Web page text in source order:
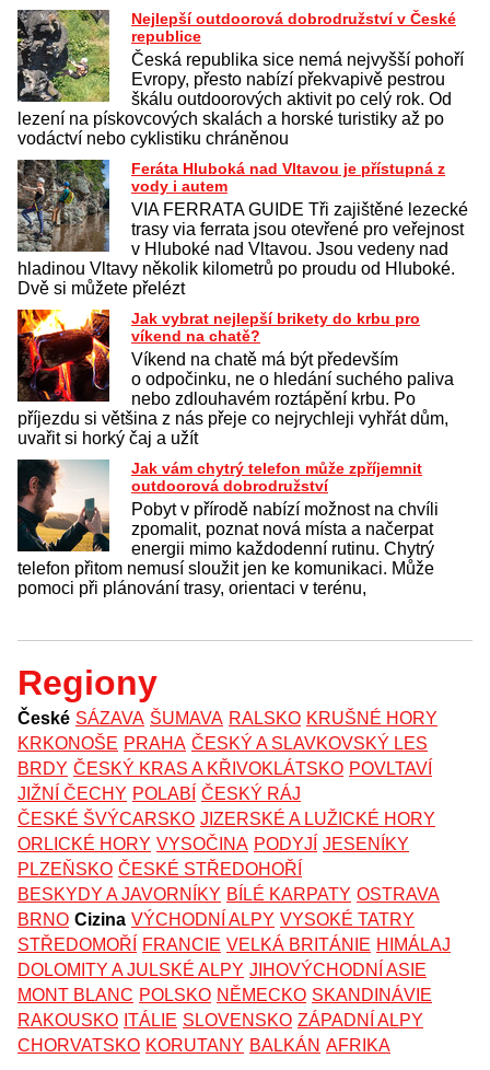
Nejlepší outdoorová dobrodružství v České
republice
Česká republika sice nemá nejvyšší pohoří
Evropy, přesto nabízí překvapivě pestrou
škálu outdoorových aktivit po celý rok. Od
lezení na pískovcových skalách a horské turistiky až po
vodáctví nebo cyklistiku chráněnou
Feráta Hluboká nad Vltavou je přístupná z
vody i autem
VIA FERRATA GUIDE Tři zajištěné lezecké
trasy via ferrata jsou otevřené pro veřejnost
v Hluboké nad Vltavou. Jsou vedeny nad
hladinou Vltavy několik kilometrů po proudu od Hluboké.
Dvě si můžete přelézt
Jak vybrat nejlepší brikety do krbu pro
víkend na chatě?
Víkend na chatě má být především
o odpočinku, ne o hledání suchého paliva
nebo zdlouhavém roztápění krbu. Po
příjezdu si většina z nás přeje co nejrychleji vyhřát dům,
uvařit si horký čaj a užít
Jak vám chytrý telefon může zpříjemnit
outdoorová dobrodružství
Pobyt v přírodě nabízí možnost na chvíli
zpomalit, poznat nová místa a načerpat
energii mimo každodenní rutinu. Chytrý
telefon přitom nemusí sloužit jen ke komunikaci. Může
pomoci při plánování trasy, orientaci v terénu,
Regiony
České SÁZAVA ŠUMAVA RALSKO KRUŠNÉ HORY
KRKONOŠE PRAHA ČESKÝ A SLAVKOVSKÝ LES
BRDY ČESKÝ KRAS A KŘIVOKLÁTSKO POVLTAVÍ
JIŽNÍ ČECHY POLABÍ ČESKÝ RÁJ
ČESKÉ ŠVÝCARSKO JIZERSKÉ A LUŽICKÉ HORY
ORLICKÉ HORY VYSOČINA PODYJÍ JESENÍKY
PLZEŇSKO ČESKÉ STŘEDOHOŘÍ
BESKYDY A JAVORNÍKY BÍLÉ KARPATY OSTRAVA
BRNO Cizina VÝCHODNÍ ALPY VYSOKÉ TATRY
STŘEDOMOŘÍ
FRANCIE VELKÁ BRITÁNIE HIMÁLAJ
DOLOMITY A JULSKÉ ALPY JIHOVÝCHODNÍ ASIE
MONT BLANC POLSKO NĚMECKO SKANDINÁVIE
RAKOUSKO ITÁLIE SLOVENSKO ZÁPADNÍ ALPY
CHORVATSKO KORUTANY BALKÁN AFRIKA